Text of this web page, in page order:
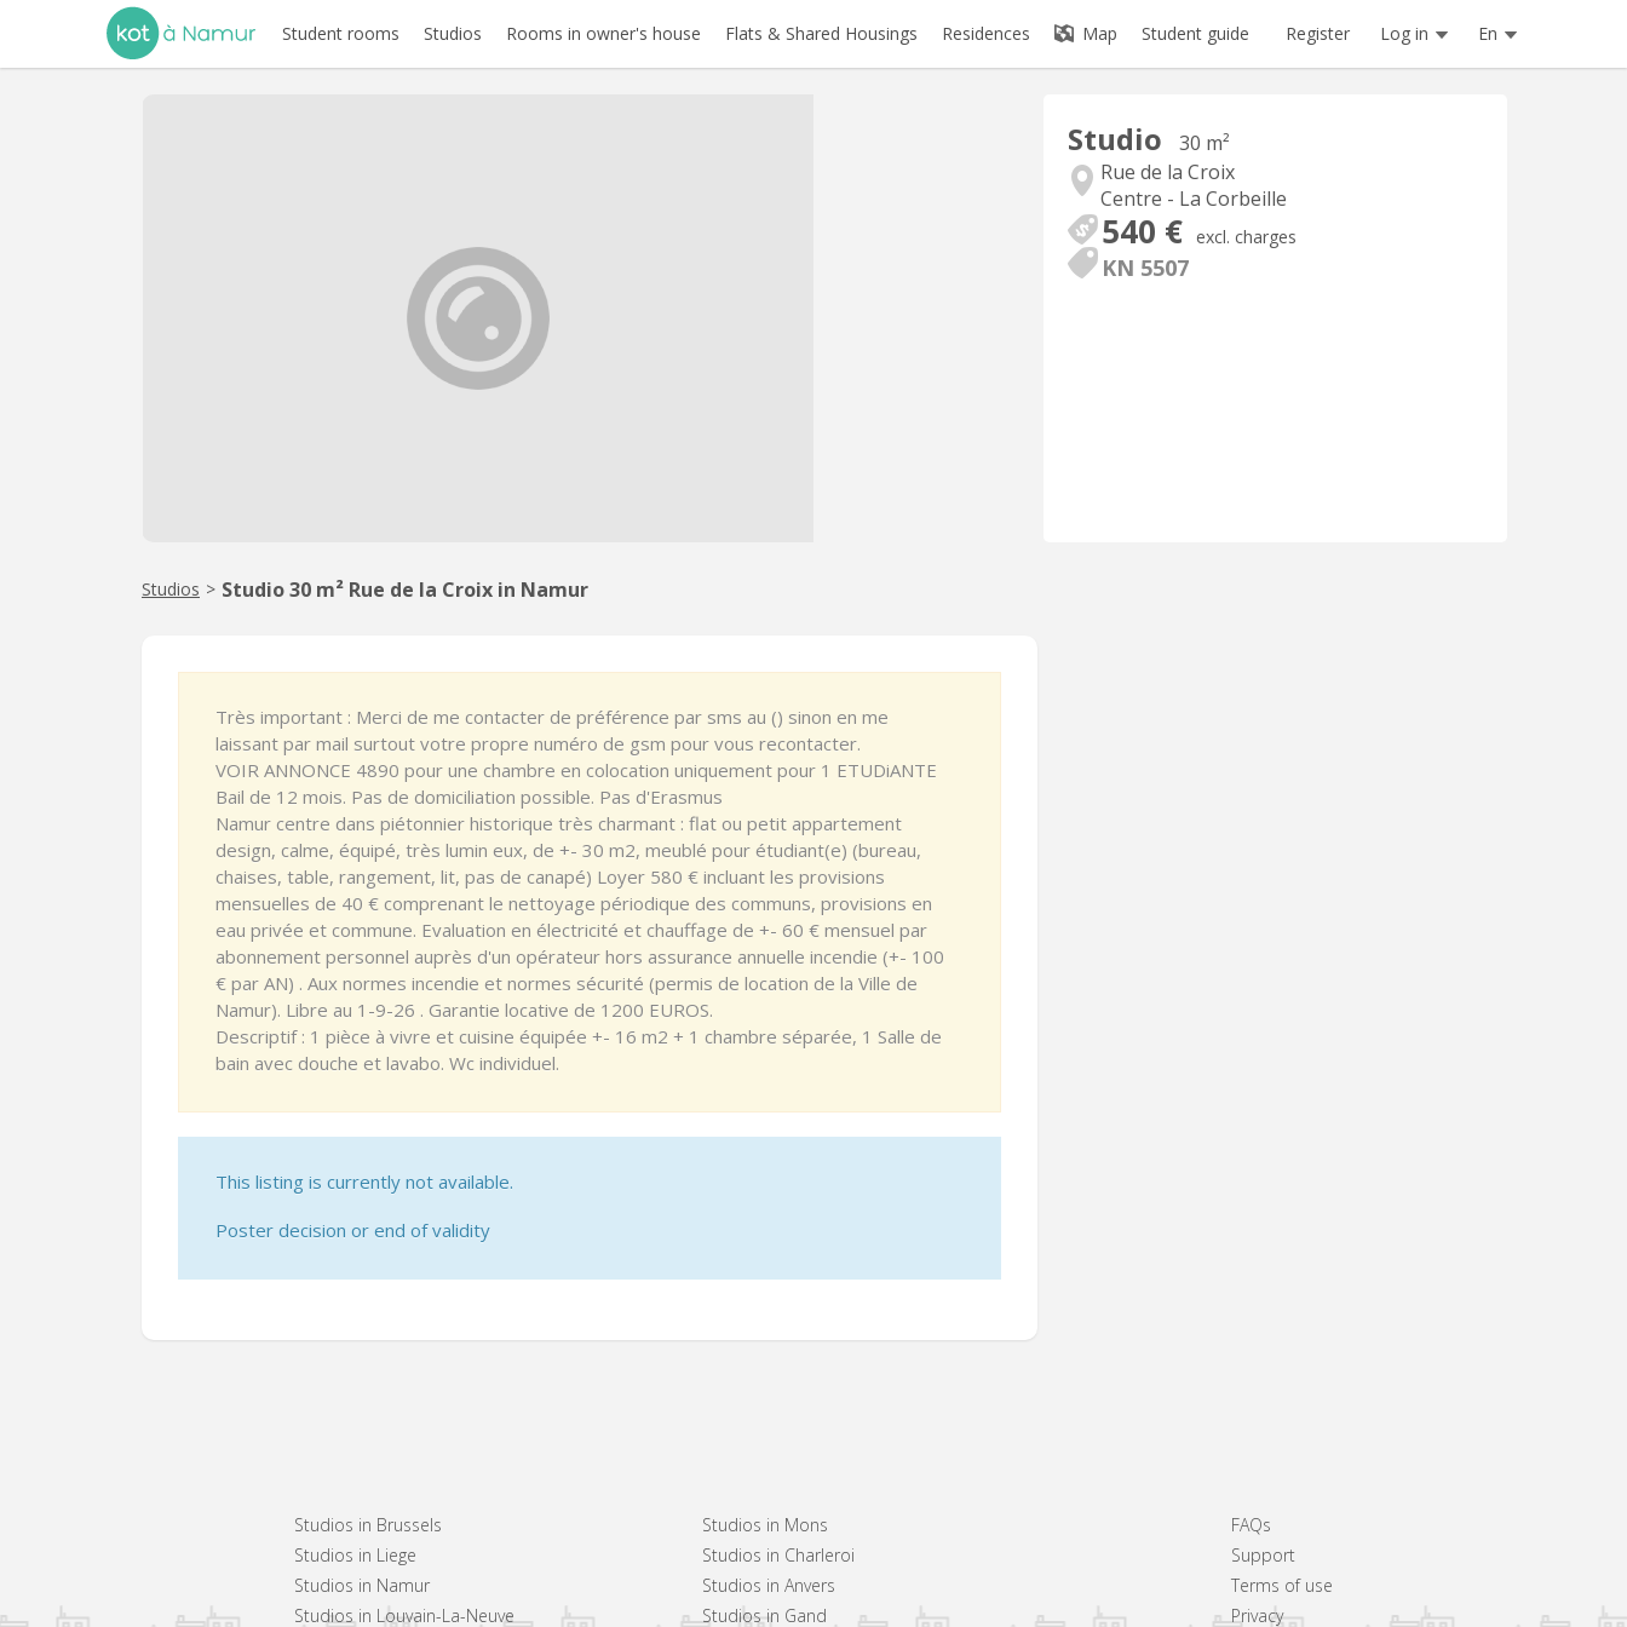
Student rooms Studios Rooms in owner's house Flats & Shared Housings Residences Map Student guide Register Log in En
Studio
30 m²
Rue de la Croix
Centre - La Corbeille
540 € excl. charges
KN 5507
Studios > Studio 30 m² Rue de la Croix in Namur
Très important : Merci de me contacter de préférence par sms au () sinon en me
laissant par mail surtout votre propre numéro de gsm pour vous recontacter.
VOIR ANNONCE 4890 pour une chambre en colocation uniquement pour 1 ETUDiANTE
Bail de 12 mois. Pas de domiciliation possible. Pas d'Erasmus
Namur centre dans piétonnier historique très charmant : flat ou petit appartement
design, calme, équipé, très lumin eux, de +- 30 m2, meublé pour étudiant(e) (bureau,
chaises, table, rangement, lit, pas de canapé) Loyer 580 € incluant les provisions
mensuelles de 40 € comprenant le nettoyage périodique des communs, provisions en
eau privée et commune. Evaluation en électricité et chauffage de +- 60 € mensuel par
abonnement personnel auprès d'un opérateur hors assurance annuelle incendie (+- 100
€ par AN) . Aux normes incendie et normes sécurité (permis de location de la Ville de
Namur). Libre au 1-9-26 . Garantie locative de 1200 EUROS.
Descriptif : 1 pièce à vivre et cuisine équipée +- 16 m2 + 1 chambre séparée, 1 Salle de
bain avec douche et lavabo. Wc individuel.
This listing is currently not available.
Poster decision or end of validity
Studios in Brussels
Studios in Liege
Studios in Namur
Studios in Louvain-La-Neuve
Studios in Mons
Studios in Charleroi
Studios in Anvers
Studios in Gand
FAQs
Support
Terms of use
Privacy